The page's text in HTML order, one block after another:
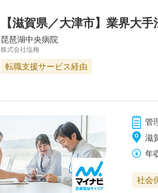
【滋賀県／大津市】業界大
琵琶湖中央病院
株式会社塩梅
転職支援サービス経由
管
滋
年
社会